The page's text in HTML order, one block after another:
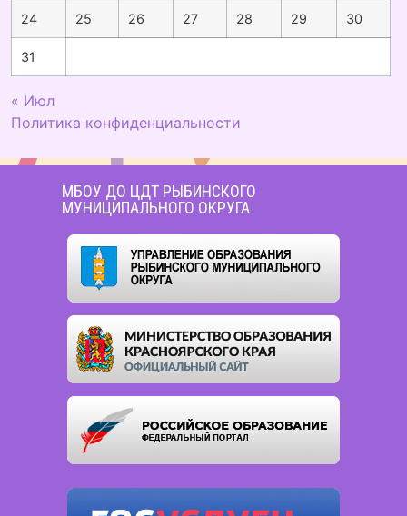
24 25 26 27 28 29 30
31
« Июл
Политика конфиденциальности
МБОУ ДО ЦДТ РЫБИНСКОГО
МУНИЦИПАЛЬНОГО ОКРУГА